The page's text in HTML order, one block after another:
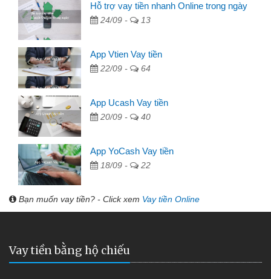
Hỗ trợ vay tiền nhanh Online trong ngày
24/09 - 13
App Vtien Vay tiền
22/09 - 64
App Ucash Vay tiền
20/09 - 40
App YoCash Vay tiền
18/09 - 22
Bạn muốn vay tiền? - Click xem Vay tiền Online
Vay tiền bằng hộ chiếu